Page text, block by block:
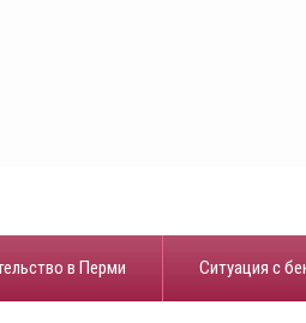
в Перми ​Ситуация с